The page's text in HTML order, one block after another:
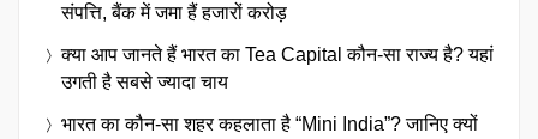
संपत्ति, बैंक में जमा हैं हजारों करोड़
क्या आप जानते हैं भारत का Tea Capital कौन-सा राज्य है? यहां
उगती है सबसे ज्यादा चाय
भारत का कौन-सा शहर कहलाता है “Mini India”? जानिए क्यों